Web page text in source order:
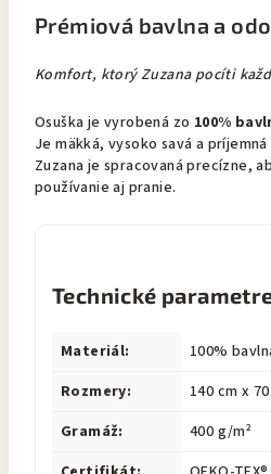
Prémiová bavlna a
Komfort, ktorý Zuzana pocíti
Osuška je vyrobená zo 100%
Je mäkká, vysoko savá a
Zuzana je spracovaná precízne,
používanie aj pranie.
Technické
Materiál:
100%
Rozmery:
140 cm x
Gramáž:
400 g/m²